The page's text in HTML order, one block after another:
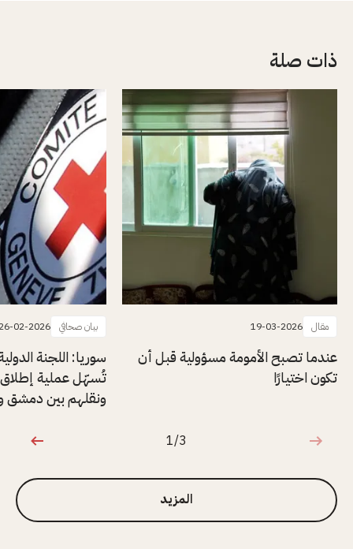
ذات صلة
مقال 19-03-2026
عندما تصبح الأمومة مسؤولية قبل أن
تكون اختيارًا
بيان صحافي 02-2026
سوريا: اللجنة
ونقلهم بين دمشق
1 من 3
1/3
المزيد